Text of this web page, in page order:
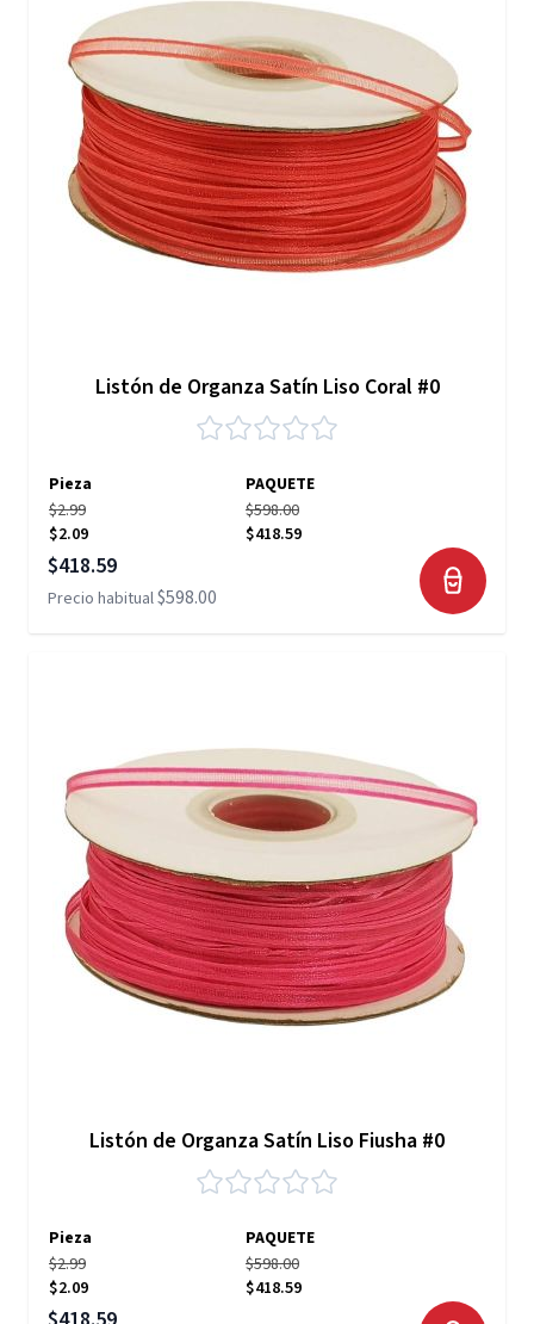
Listón de Organza Satín Liso Coral #0
Pieza
PAQUETE
$2.99
$2.09
$598.00
$418.59
Precio especial
$418.59
Precio habitual$598.00
Listón de Organza Satín Liso Fiusha #0
Pieza
PAQUETE
$2.99
$2.09
$598.00
$418.59
Precio especial